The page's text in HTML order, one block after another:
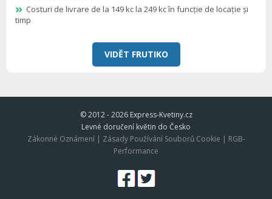
Costuri de livrare de la 149 kc la 249 kc în funcție de locație și
timp
VIDĚT FRUTIKO
© 2012 - 2026 Express-Kvetiny.cz
Levné doručení květin do Česko
Zákonné Oznámení| Zásady Používání Souborů Cookie | RGB-
Performance